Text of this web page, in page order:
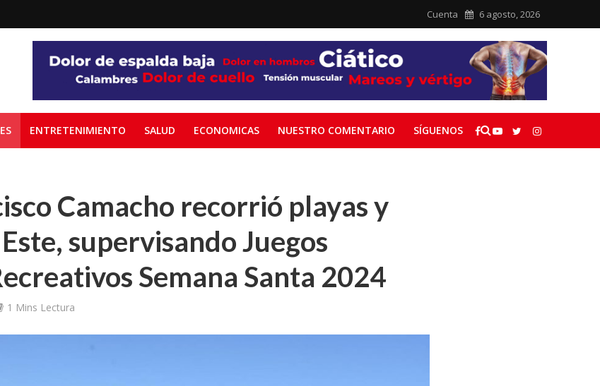
Cuenta 6 agosto, 2026
ENTRETENIMIENTO SALUD ECONOMICAS NUESTRO COMENTARIO SÍGUENOS
Camacho recorrió playas y
supervisando Juegos
Semana Santa 2024
1 Mins Lectura